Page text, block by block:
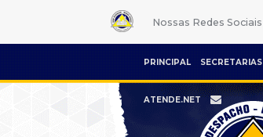
Nossas Redes Sociais
PRINCIPAL SECRETARIAS
ATENDE.NET